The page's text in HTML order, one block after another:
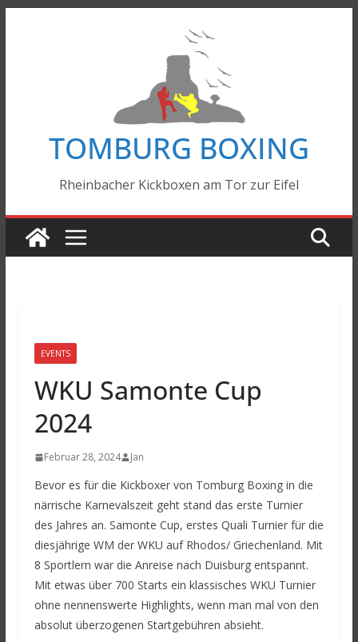
TOMBURG BOXING
Rheinbacher Kickboxen am Tor zur Eifel
EVENTS
WKU Samonte Cup
2024
Februar 28, 2024 Jan
Bevor es für die Kickboxer von Tomburg Boxing in die
närrische Karnevalszeit geht stand das erste Turnier
des Jahres an. Samonte Cup, erstes Quali Turnier für die
diesjährige WM der WKU auf Rhodos/ Griechenland. Mit
8 Sportlern war die Anreise nach Duisburg entspannt.
Mit etwas über 700 Starts ein klassisches WKU Turnier
ohne nennenswerte Highlights, wenn man mal von den
absolut überzogenen Startgebühren absieht.